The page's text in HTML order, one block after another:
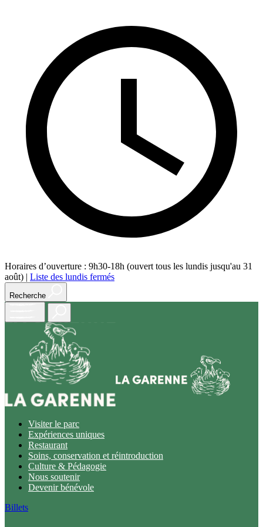
Horaires d’ouverture : 9h30-18h (ouvert tous les lundis jusqu'au 31
août) | Liste des lundis fermés
Recherche
menu
Visiter le parc
Expériences uniques
Restaurant
Soins, conservation et réintroduction
Culture & Pédagogie
Nous soutenir
Devenir bénévole
Billets